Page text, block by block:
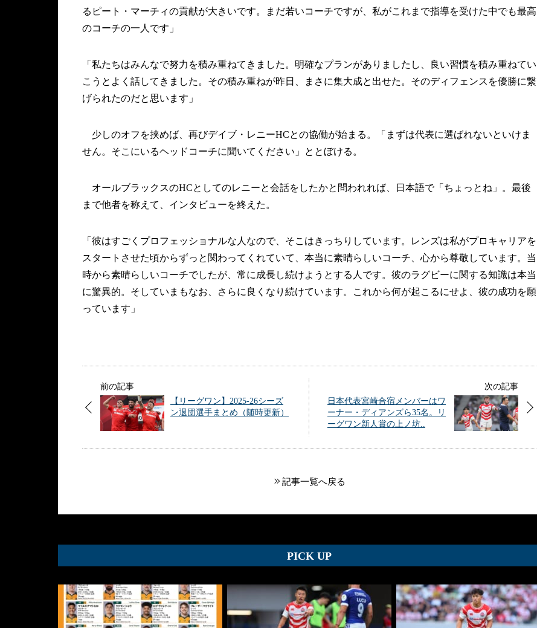
るピート・マーチィの貢献が大きいです。まだ若いコーチですが、私がこれまで指導を受けた中でも最高
のコーチの一人です」
「私たちはみんなで努力を積み重ねてきました。明確なプランがありましたし、良い習慣を積み重ねてい
こうとよく話してきました。その積み重ねが昨日、まさに集大成と出せた。そのディフェンスを優勝に繋
げられたのだと思います」
少しのオフを挟めば、再びデイブ・レニーHCとの協働が始まる。「まずは代表に選ばれないといけま
せん。そこにいるヘッドコーチに聞いてください」ととぼける。
オールブラックスのHCとしてのレニーと会話をしたかと問われれば、日本語で「ちょっとね」。最後
まで他者を称えて、インタビューを終えた。
「彼はすごくプロフェッショナルな人なので、そこはきっちりしています。レンズは私がプロキャリアを
スタートさせた頃からずっと関わってくれていて、本当に素晴らしいコーチ、心から尊敬しています。当
時から素晴らしいコーチでしたが、常に成長し続けようとする人です。彼のラグビーに関する知識は本当
に驚異的。そしていまもなお、さらに良くなり続けています。これから何が起こるにせよ、彼の成功を願
っています」
前の記事
【リーグワン】2025-26シーズ
ン退団選手まとめ（随時更新）
次の記事
日本代表宮崎合宿メンバーはワ
ーナー・ディアンズら35名。リ
ーグワン新人賞の上ノ坊..
記事一覧へ戻る
PICK UP